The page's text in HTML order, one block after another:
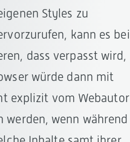
Styles zu
kann es bei
dass verpasst wird,
würde dann mit
explizit vom Webautor
werden, wenn während